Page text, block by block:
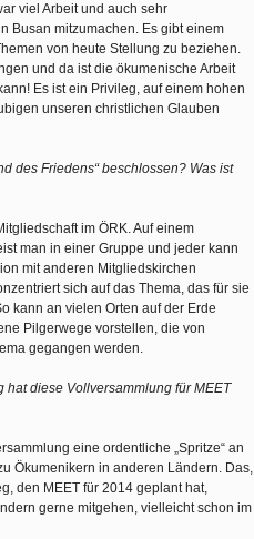
viel Arbeit und auch sehr
Busan mitzumachen. Es gibt einem
von heute Stellung zu beziehen.
und da ist die ökumenische Arbeit
Es ist ein Privileg, auf einem hohen
unseren christlichen Glauben
des Friedens“ beschlossen? Was ist
im ÖRK. Auf einem
man in einer Gruppe und jeder kann
mit anderen Mitgliedskirchen
sich auf das Thema, das für sie
kann an vielen Orten auf der Erde
Pilgerwege vorstellen, die von
gegangen werden.
hat diese Vollversammlung für MEET
eine ordentliche „Spritze“ an
Ökumenikern in anderen Ländern. Das,
den MEET für 2014 geplant hat,
gerne mitgehen, vielleicht schon im